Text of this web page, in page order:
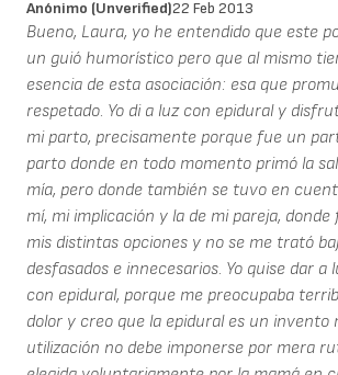
Anónimo (unverified)22 Feb 2013
Bueno, Laura, yo he entendido que este
un guió humorístico pero que al mismo
esencia de esta asociación: esa que
respetado. Yo di a luz con epidural y
mi parto, precisamente porque fue un
parto donde en todo momento primó la
mía, pero donde también se tuvo en
mí, mi implicación y la de mi pareja,
mis distintas opciones y no se me trató
desfasados e innecesarios. Yo quise dar a
con epidural, porque me preocupaba
dolor y creo que la epidural es un invento
utilización no debe imponerse por mera